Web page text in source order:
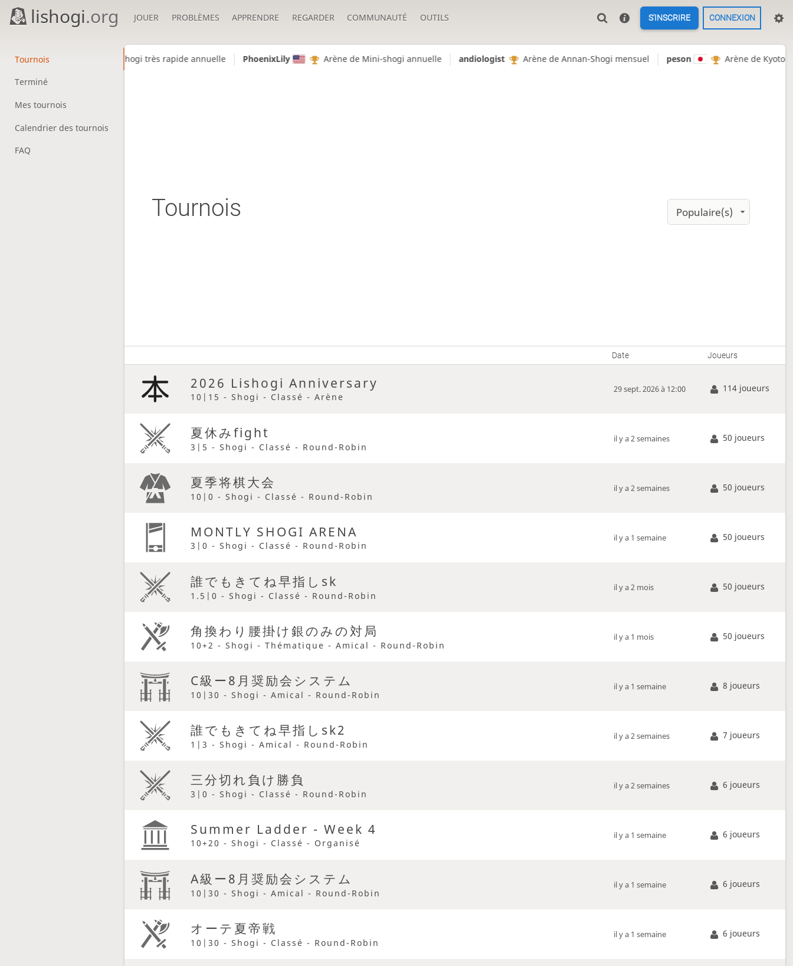
lishogi.org JOUER PROBLÈMES APPRENDRE REGARDER COMMUNAUTÉ OUTILS S'INSCRIRE CONNEXION
Tournois
Terminé
Mes tournois
Calendrier des tournois
FAQ
Arène de Shogi très rapide annuelle PhoenixLily Arène de Mini-shogi annuelle andiologist Arène de Annan-Shogi mensuel peson Arène de Kyoto-Shogi
Tournois Populaire(s)
Date Joueurs
2026 Lishogi Anniversary
10|15 - Shogi - Classé - Arène
29 sept. 2026 à 12:00 114 joueurs
夏休みfight
3|5 - Shogi - Classé - Round-Robin
il y a 2 semaines 50 joueurs
夏季将棋大会
10|0 - Shogi - Classé - Round-Robin
il y a 2 semaines 50 joueurs
MONTLY SHOGI ARENA
3|0 - Shogi - Classé - Round-Robin
il y a 1 semaine 50 joueurs
誰でもきてね早指しsk
1.5|0 - Shogi - Classé - Round-Robin
il y a 2 mois 50 joueurs
角換わり腰掛け銀のみの対局
10+2 - Shogi - Thématique - Amical - Round-Robin
il y a 1 mois 50 joueurs
C級ー8月奨励会システム
10|30 - Shogi - Amical - Round-Robin
il y a 1 semaine 8 joueurs
誰でもきてね早指しsk2
1|3 - Shogi - Amical - Round-Robin
il y a 2 semaines 7 joueurs
三分切れ負け勝負
3|0 - Shogi - Classé - Round-Robin
il y a 2 semaines 6 joueurs
Summer Ladder - Week 4
10+20 - Shogi - Classé - Organisé
il y a 1 semaine 6 joueurs
A級ー8月奨励会システム
10|30 - Shogi - Amical - Round-Robin
il y a 1 semaine 6 joueurs
オーテ夏帝戦
10|30 - Shogi - Classé - Round-Robin
il y a 1 semaine 6 joueurs